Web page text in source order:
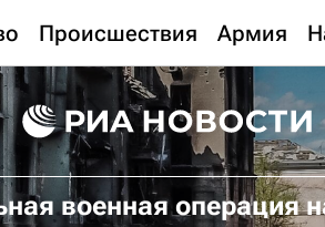
Происшествия Армия
военная операция